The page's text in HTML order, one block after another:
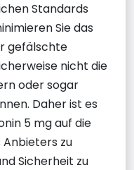
Standards
Sie das
gefälschte
nicht die
oder sogar
Daher ist es
5 mg auf die
zu
Sicherheit zu